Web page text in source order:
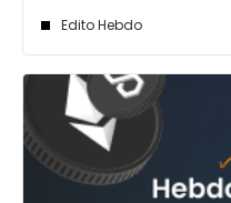
Edito Hebdo